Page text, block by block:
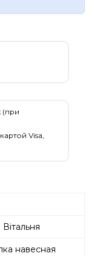
(при
Visa,
Вітальня
навесная